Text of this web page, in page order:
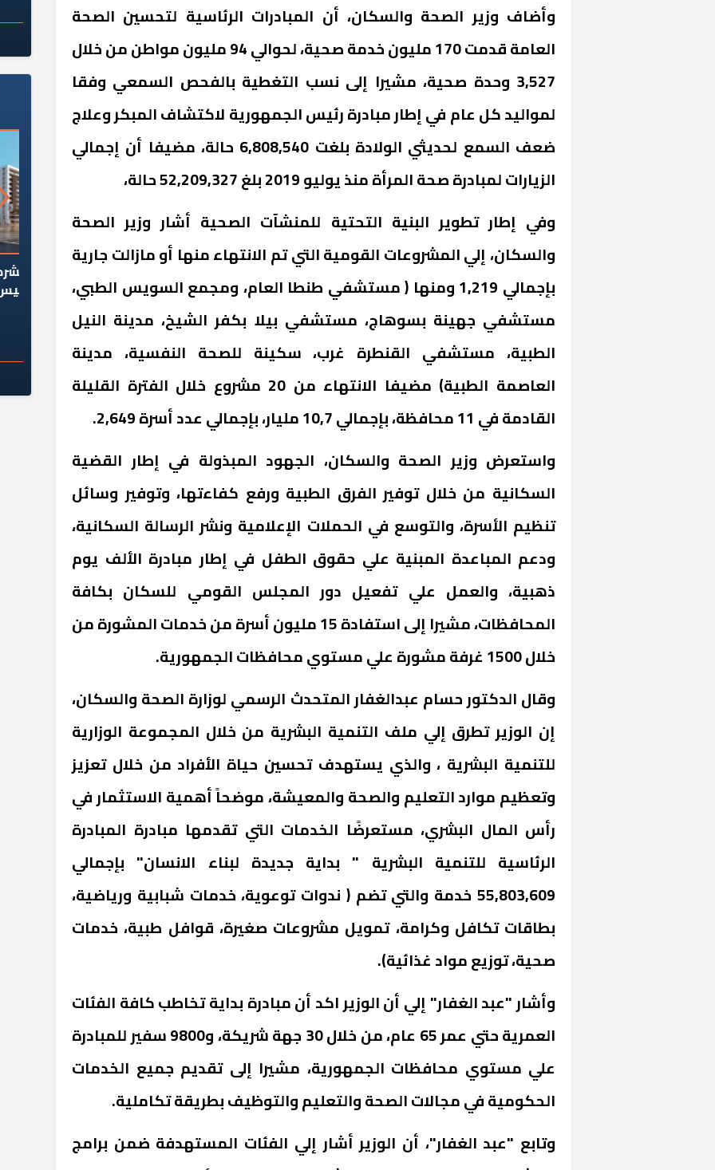
وأضاف وزير الصحة والسكان، أن المبادرات الرئاسية لتحسين الصحة
العامة قدمت 170 مليون خدمة صحية، لحوالي 94 مليون مواطن من خلال
3,527 وحدة صحية، مشيرا إلى نسب التغطية بالفحص السمعي وفقا
لمواليد كل عام في إطار مبادرة رئيس الجمهورية لاكتشاف المبكر وعلاج
ضعف السمع لحديثي الولادة بلغت 6,808,540 حالة، مضيفا أن إجمالي
الزيارات لمبادرة صحة المرأة منذ يوليو 2019 بلغ 52,209,327 حالة،
وفي إطار تطوير البنية التحتية للمنشآت الصحية أشار وزير الصحة
والسكان، إلي المشروعات القومية التي تم الانتهاء منها أو مازالت جارية
بإجمالي 1,219 ومنها ( مستشفي طنطا العام، ومجمع السويس الطبي،
مستشفي جهينة بسوهاج، مستشفي بيلا بكفر الشيخ، مدينة النيل
الطبية، مستشفي القنطرة غرب، سكينة للصحة النفسية، مدينة
العاصمة الطبية) مضيفا الانتهاء من 20 مشروع خلال الفترة القليلة
القادمة في 11 محافظة، بإجمالي 10,7 مليار، بإجمالي عدد أسرة 2,649.
واستعرض وزير الصحة والسكان، الجهود المبذولة في إطار القضية
السكانية من خلال توفير الفرق الطبية ورفع كفاءتها، وتوفير وسائل
تنظيم الأسرة، والتوسع في الحملات الإعلامية ونشر الرسالة السكانية،
ودعم المباعدة المبنية علي حقوق الطفل في إطار مبادرة الألف يوم
ذهبية، والعمل علي تفعيل دور المجلس القومي للسكان بكافة
المحافظات، مشيرا إلى استفادة 15 مليون أسرة من خدمات المشورة من
خلال 1500 غرفة مشورة علي مستوي محافظات الجمهورية.
وقال الدكتور حسام عبدالغفار المتحدث الرسمي لوزارة الصحة والسكان،
إن الوزير تطرق إلي ملف التنمية البشرية من خلال المجموعة الوزارية
للتنمية البشرية ، والذي يستهدف تحسين حياة الأفراد من خلال تعزيز
وتعظيم موارد التعليم والصحة والمعيشة، موضحاً أهمية الاستثمار في
رأس المال البشري، مستعرضًا الخدمات التي تقدمها مبادرة المبادرة
الرئاسية للتنمية البشرية " بداية جديدة لبناء الانسان" بإجمالي
55,803,609 خدمة والتي تضم ( ندوات توعوية، خدمات شبابية ورياضية،
بطاقات تكافل وكرامة، تمويل مشروعات صغيرة، قوافل طبية، خدمات
صحية، توزيع مواد غذائية).
وأشار "عبد الغفار" إلي أن الوزير اكد أن مبادرة بداية تخاطب كافة الفئات
العمرية حتي عمر 65 عام، من خلال 30 جهة شريكة، و9800 سفير للمبادرة
علي مستوي محافظات الجمهورية، مشيرا إلى تقديم جميع الخدمات
الحكومية في مجالات الصحة والتعليم والتوظيف بطريقة تكاملية.
وتابع "عبد الغفار"، أن الوزير أشار إلي الفئات المستهدفة ضمن برامج
«المؤشر» يطرح السؤال الصعب: هل
كان اختيار خريج معهد العاشر من
رمضان وزيرًا للإسكان قرارًا صائبًا؟
لماذا تخالف الشركات العقارية
تعليمات الرئيس السيسي؟